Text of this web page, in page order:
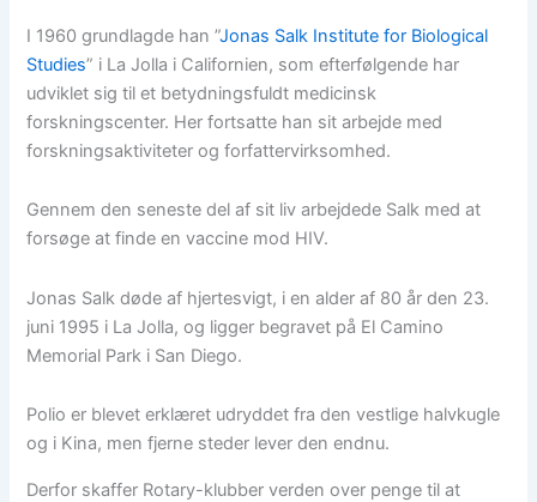
I 1960 grundlagde han ”Jonas Salk Institute for Biological
Studies” i La Jolla i Californien, som efterfølgende har
udviklet sig til et betydningsfuldt medicinsk
forskningscenter. Her fortsatte han sit arbejde med
forskningsaktiviteter og forfattervirksomhed.
Gennem den seneste del af sit liv arbejdede Salk med at
forsøge at finde en vaccine mod HIV.
Jonas Salk døde af hjertesvigt, i en alder af 80 år den 23.
juni 1995 i La Jolla, og ligger begravet på El Camino
Memorial Park i San Diego.
Polio er blevet erklæret udryddet fra den vestlige halvkugle
og i Kina, men fjerne steder lever den endnu.
Derfor skaffer Rotary-klubber verden over penge til at